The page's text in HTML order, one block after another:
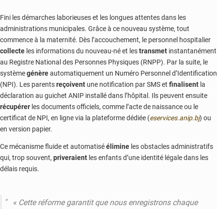
Fini les démarches laborieuses et les longues attentes dans les
administrations municipales. Grâce à ce nouveau système, tout
commence à la maternité. Dès l’accouchement, le personnel hospitalier
collecte les informations du nouveau-né et lestransmet instantanément
au Registre National des Personnes Physiques (RNPP). Par la suite, le
systèmegénèreautomatiquement un Numéro Personnel d’Identification
(NPI). Les parentsreçoivent une notification par SMS et finalisent la
déclaration au guichet ANIP installé dans l’hôpital. Ils peuvent ensuite
récupérer les documents officiels, comme l’acte de naissance ou le
certificat de NPI, en ligne via la plateforme dédiée (eservices.anip.bj) ou
en version papier.
Ce mécanisme fluide et automatiséélimine les obstacles administratifs
qui, trop souvent, priveraient les enfants d’une identité légale dans les
délais requis.
« Cette réforme garantit que nous enregistrons chaque